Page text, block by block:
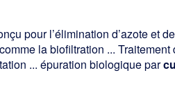
pour l’élimination d’azote et
la biofiltration ... Traitement
... épuration biologique par